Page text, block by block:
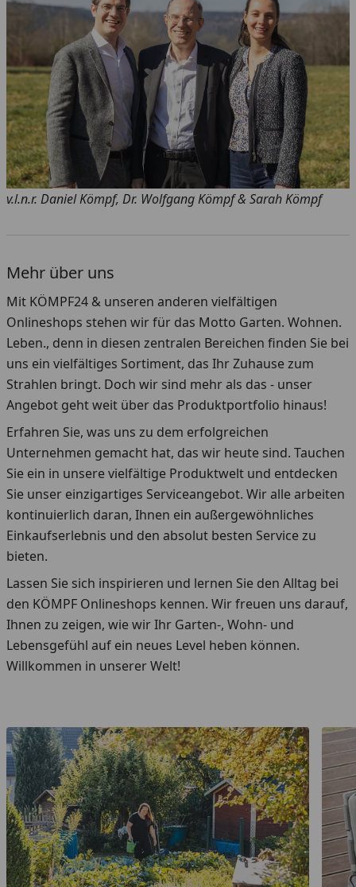
v.l.n.r. Daniel Kömpf, Dr. Wolfgang Kömpf & Sarah Kömpf
Mehr über uns
Mit KÖMPF24 & unseren anderen vielfältigen
Onlineshops stehen wir für das Motto Garten. Wohnen.
Leben., denn in diesen zentralen Bereichen finden Sie bei
uns ein vielfältiges Sortiment, das Ihr Zuhause zum
Strahlen bringt. Doch wir sind mehr als das - unser
Angebot geht weit über das Produktportfolio hinaus!
Erfahren Sie, was uns zu dem erfolgreichen
Unternehmen gemacht hat, das wir heute sind. Tauchen
Sie ein in unsere vielfältige Produktwelt und entdecken
Sie unser einzigartiges Serviceangebot. Wir alle arbeiten
kontinuierlich daran, Ihnen ein außergewöhnliches
Einkaufserlebnis und den absolut besten Service zu
bieten.
Lassen Sie sich inspirieren und lernen Sie den Alltag bei
den KÖMPF Onlineshops kennen. Wir freuen uns darauf,
Ihnen zu zeigen, wie wir Ihr Garten-, Wohn- und
Lebensgefühl auf ein neues Level heben können.
Willkommen in unserer Welt!